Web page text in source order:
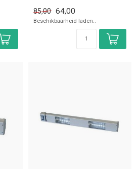
kopen voor...
85,00 64,00
Beschikbaarheid laden..